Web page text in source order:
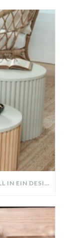
DIY UPCYLING IDEE: WIE MAN SPERRMÜLL IN EIN DESIGNER TEIL VERWANDELT